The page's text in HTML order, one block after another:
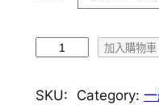
0
加入購物車
SKU:
Category: